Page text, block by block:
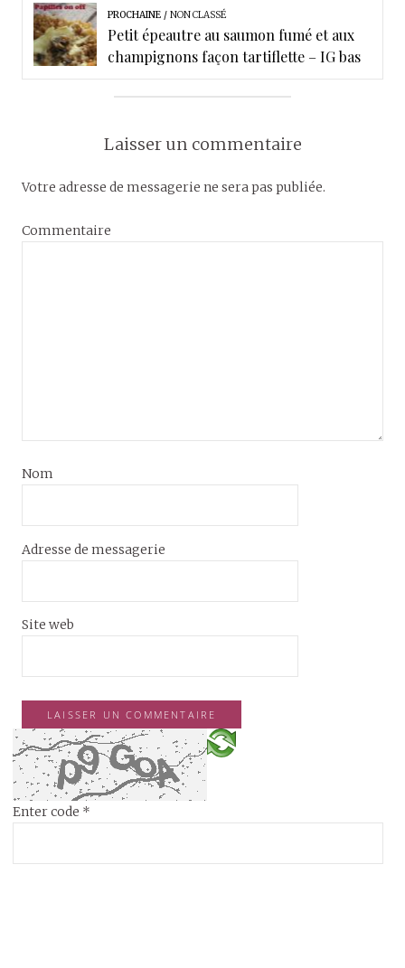
PROCHAINE NON CLASSÉ
Petit épeautre au saumon fumé et aux
champignons façon tartiflette – IG bas
Laisser un commentaire
Votre adresse de messagerie ne sera pas publiée.
Commentaire
Nom
Adresse de messagerie
Site web
Enter code *